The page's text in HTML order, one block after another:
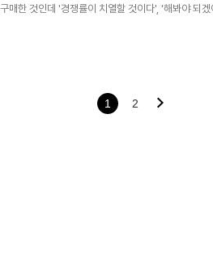
매한 것인데 '경쟁률이 치열할 것이다', '해봐야 되
쉽게 낙찰(?)을... ㅎㅎ 게임 목적으로 산 것은 아니
감을 위해서 그랬겠지만 뽀대는 ..
1 2